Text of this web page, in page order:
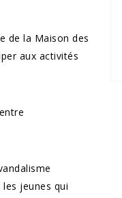
de la Maison des
aux activités
jeunes qui